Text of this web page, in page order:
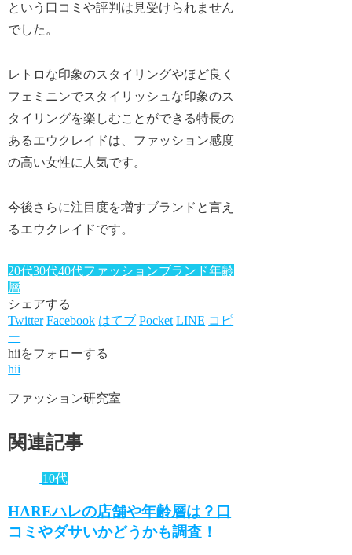
という口コミや評判は見受けられません
でした。
レトロな印象のスタイリングやほど良く
フェミニンでスタイリッシュな印象のス
タイリングを楽しむことができる特長の
あるエウクレイドは、ファッション感度
の高い女性に人気です。
今後さらに注目度を増すブランドと言え
るエウクレイドです。
20代30代40代ファッションブランド年齢
層
シェアする
Twitter Facebook はてブ Pocket LINE コピ
ー
hiiをフォローする
hii
ファッション研究室
関連記事
10代
HAREハレの店舗や年齢層は？口
コミやダサいかどうかも調査！